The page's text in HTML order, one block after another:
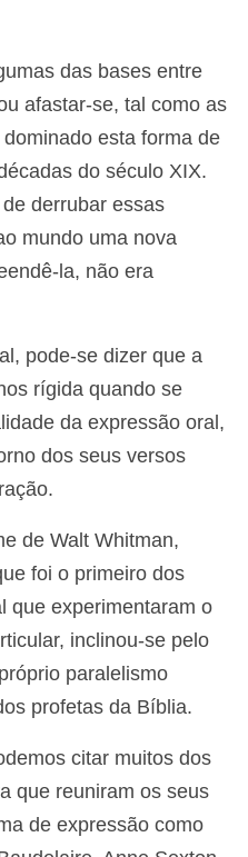
das bases entre
afastar-se, tal como as
esta forma de
do século XIX.
derrubar essas
mundo uma nova
la, não era
pode-se dizer que a
rígida quando se
da expressão oral,
dos seus versos
de Walt Whitman,
foi o primeiro dos
que experimentaram o
inclinou-se pelo
paralelismo
profetas da Bíblia.
citar muitos dos
que reuniram os seus
de expressão como